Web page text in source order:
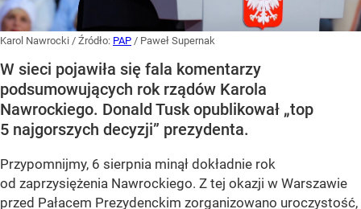
Karol Nawrocki / Źródło: PAP / Paweł Supernak
W sieci pojawiła się fala komentarzy
podsumowujących rok rządów Karola
Nawrockiego. Donald Tusk opublikował „top
5 najgorszych decyzji” prezydenta.
Przypomnijmy, 6 sierpnia minął dokładnie rok
od zaprzysiężenia Nawrockiego. Z tej okazji w Warszawie
przed Pałacem Prezydenckim zorganizowano uroczystość,